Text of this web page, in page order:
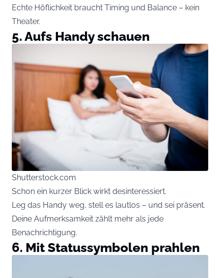
Echte Höflichkeit braucht Timing und Balance – kein
Theater.
5. Aufs Handy schauen
Shutterstock.com
Schon ein kurzer Blick wirkt desinteressiert.
Leg das Handy weg, stell es lautlos – und sei präsent.
Deine Aufmerksamkeit zählt mehr als jede
Benachrichtigung.
6. Mit Statussymbolen prahlen